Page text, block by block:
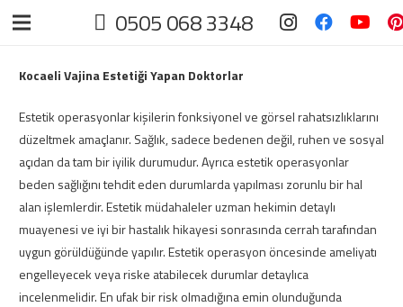
0505 068 3348
Kocaeli Vajina Estetiği Yapan Doktorlar
Estetik operasyonlar kişilerin fonksiyonel ve görsel rahatsızlıklarını
düzeltmek amaçlanır. Sağlık, sadece bedenen değil, ruhen ve sosyal
açıdan da tam bir iyilik durumudur. Ayrıca estetik operasyonlar
beden sağlığını tehdit eden durumlarda yapılması zorunlu bir hal
alan işlemlerdir. Estetik müdahaleler uzman hekimin detaylı
muayenesi ve iyi bir hastalık hikayesi sonrasında cerrah tarafından
uygun görüldüğünde yapılır. Estetik operasyon öncesinde ameliyatı
engelleyecek veya riske atabilecek durumlar detaylıca
incelenmelidir. En ufak bir risk olmadığına emin olunduğunda